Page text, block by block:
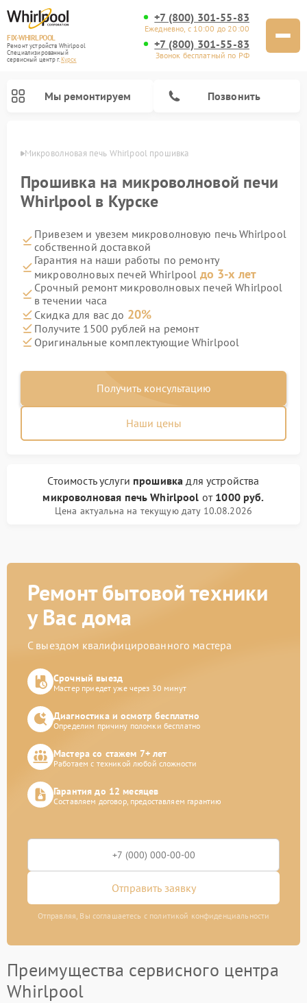
FIX-WHIRLPOOL
Ремонт устройств Whirlpool
Специализированный
cервисный центр г.Курск
+7 (800) 301-55-83
Ежедневно, с 10:00 до 20:00
+7 (800) 301-55-83
Звонок бесплатный по РФ
Мы ремонтируем Позвонить
Микроволновая печь Whirlpool прошивка
Прошивка на микроволновой печи
Whirlpool в Курске
Привезем и увезем микроволновую печь Whirlpool
собственной доставкой
Гарантия на наши работы по ремонту
микроволновых печей Whirlpool до 3-х лет
Срочный ремонт микроволновых печей Whirlpool
в течении часа
Скидка для вас до 20%
Получите 1500 рублей на ремонт
Оригинальные комплектующие Whirlpool
Получить консультацию
Наши цены
Стоимость услуги прошивка для устройства
микроволновая печь Whirlpool от 1000 руб.
Цена актуальна на текущую дату 10.08.2026
Ремонт бытовой техники
у Вас дома
С выездом квалифицированного мастера
Срочный выезд
Мастер приедет уже через 30 минут
Диагностика и осмотр бесплатно
Определим причину поломки бесплатно
Мастера со стажем 7+ лет
Работаем с техникой любой сложности
Гарантия до 12 месяцев
Составляем договор, предоставляем гарантию
Отправить заявку
Отправляя, Вы соглашаетесь с политикой конфиденциальности
Преимущества сервисного центра
Whirlpool